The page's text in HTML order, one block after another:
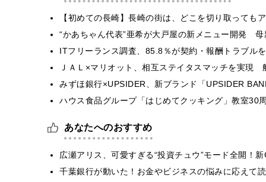
【初めての長崎】長崎の街は、どこを切り取って
“かあちゃん代表”亜希が大戸屋の新メニュー開発
ITフリーランス調査、85.8％が契約・報酬トラブ
ＪＡＬ×マリオット、相互ステイタスマッチを実
みずほ銀行×UPSIDER、新ブランド「UPSIDER
ハウス食品グループ「はじめてクッキング」教室
あなたへのおすすめ
広瀬アリス、可愛すぎる“投資チュウ”モード全開！
千葉銀行が動いた！お金やビジネスの悩みに応えて